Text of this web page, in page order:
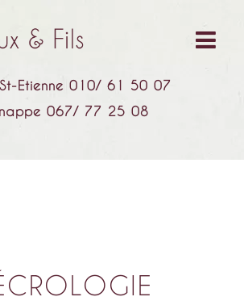
Etienne 010/ 61 50 07
067/ 77 25 08